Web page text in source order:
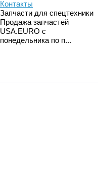
Контакты
Запчасти для спецтехники
Продажа запчастей
USA.EURO с
понедельника по п...